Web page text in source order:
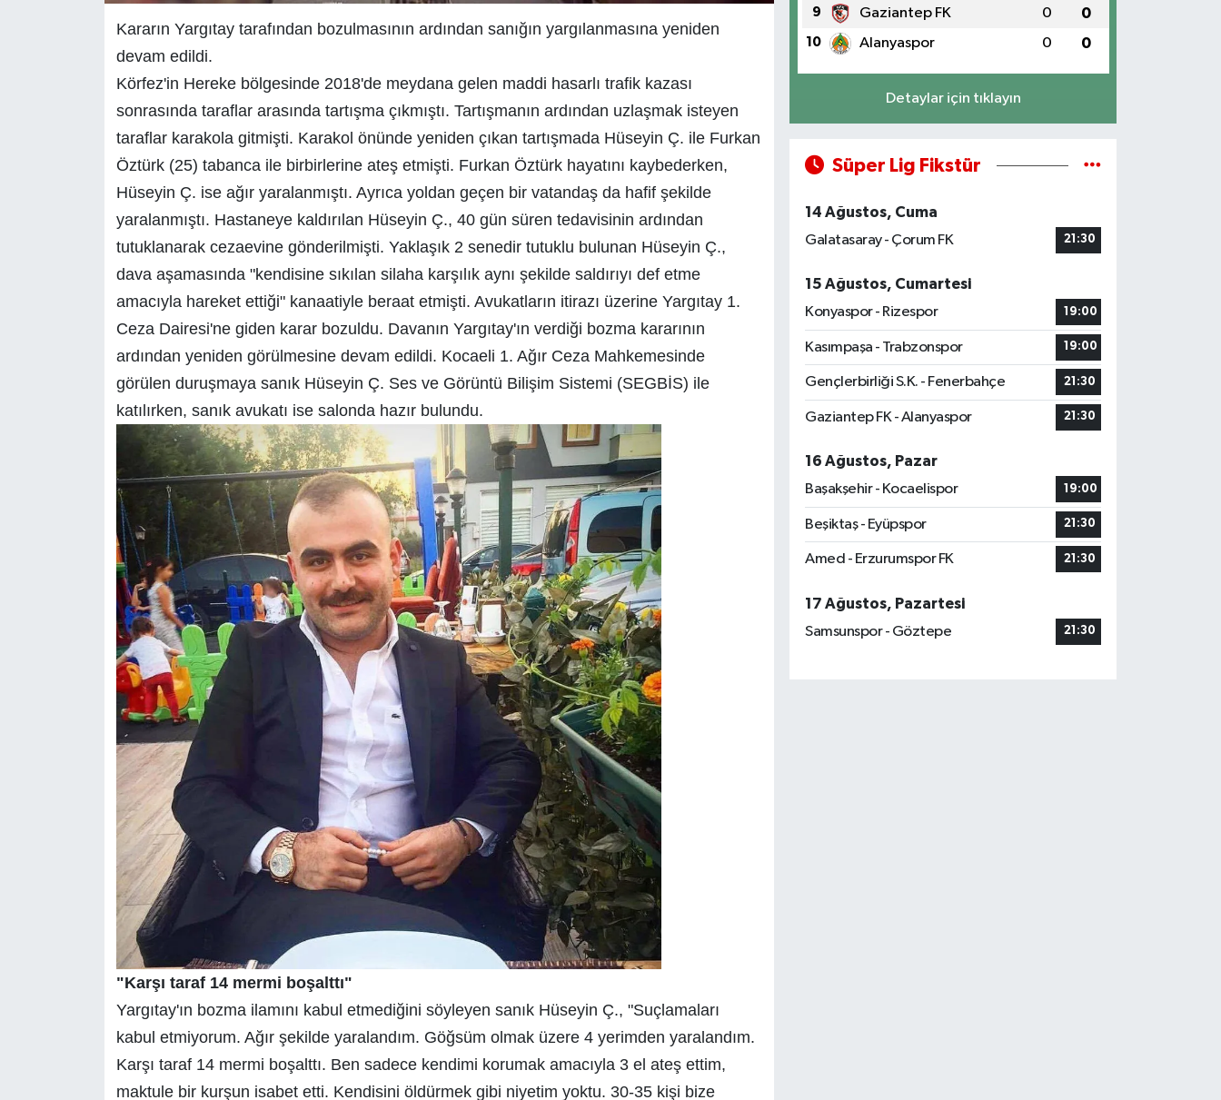
Kararın Yargıtay tarafından bozulmasının ardından sanığın yargılanmasına yeniden
devam edildi.
Körfez'in Hereke bölgesinde 2018'de meydana gelen maddi hasarlı trafik kazası
sonrasında taraflar arasında tartışma çıkmıştı. Tartışmanın ardından uzlaşmak isteyen
taraflar karakola gitmişti. Karakol önünde yeniden çıkan tartışmada Hüseyin Ç. ile Furkan
Öztürk (25) tabanca ile birbirlerine ateş etmişti. Furkan Öztürk hayatını kaybederken,
Hüseyin Ç. ise ağır yaralanmıştı. Ayrıca yoldan geçen bir vatandaş da hafif şekilde
yaralanmıştı. Hastaneye kaldırılan Hüseyin Ç., 40 gün süren tedavisinin ardından
tutuklanarak cezaevine gönderilmişti. Yaklaşık 2 senedir tutuklu bulunan Hüseyin Ç.,
dava aşamasında "kendisine sıkılan silaha karşılık aynı şekilde saldırıyı def etme
amacıyla hareket ettiği" kanaatiyle beraat etmişti. Avukatların itirazı üzerine Yargıtay 1.
Ceza Dairesi'ne giden karar bozuldu. Davanın Yargıtay'ın verdiği bozma kararının
ardından yeniden görülmesine devam edildi. Kocaeli 1. Ağır Ceza Mahkemesinde
görülen duruşmaya sanık Hüseyin Ç. Ses ve Görüntü Bilişim Sistemi (SEGBİS) ile
katılırken, sanık avukatı ise salonda hazır bulundu.
"Karşı taraf 14 mermi boşalttı"
Yargıtay'ın bozma ilamını kabul etmediğini söyleyen sanık Hüseyin Ç., "Suçlamaları
kabul etmiyorum. Ağır şekilde yaralandım. Göğsüm olmak üzere 4 yerimden yaralandım.
Karşı taraf 14 mermi boşalttı. Ben sadece kendimi korumak amacıyla 3 el ateş ettim,
maktule bir kurşun isabet etti. Kendisini öldürmek gibi niyetim yoktu. 30-35 kişi bize
9 Gaziantep FK 0 0
10 Alanyaspor 0 0
Detaylar için tıklayın
Süper Lig Fikstür
14 Ağustos, Cuma
Galatasaray - Çorum FK
21:30
15 Ağustos, Cumartesi
Konyaspor - Rizespor
19:00
Kasımpaşa - Trabzonspor 19:00
Gençlerbirliği S.K. - Fenerbahçe 21:30
Gaziantep FK - Alanyaspor 21:30
16 Ağustos, Pazar
Başakşehir - Kocaelispor
19:00
Beşiktaş - Eyüpspor 21:30
Amed - Erzurumspor FK 21:30
17 Ağustos, Pazartesi
Samsunspor - Göztepe
21:30